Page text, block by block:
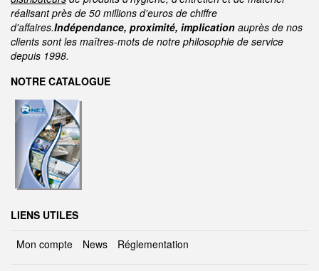
réalisant près de 50 millions d'euros de chiffre
d'affaires.Indépendance, proximité, implication auprès de nos
clients sont les maîtres-mots de notre philosophie de service
depuis 1998.
NOTRE CATALOGUE
LIENS UTILES
Mon compte News Réglementation